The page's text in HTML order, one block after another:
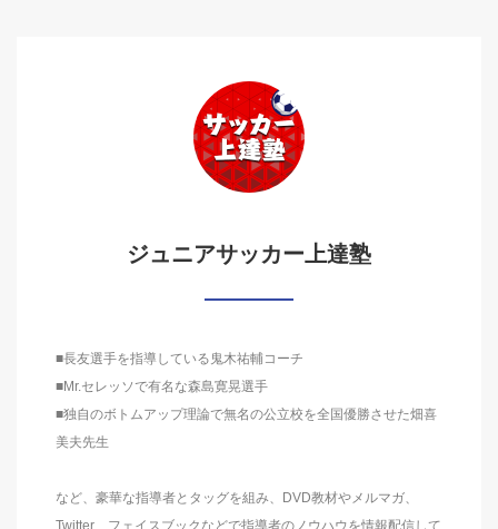
ジュニアサッカー上達塾
■長友選手を指導している鬼木祐輔コーチ
■Mr.セレッソで有名な森島寛晃選手
■独自のボトムアップ理論で無名の公立校を全国優勝させた畑喜
美夫先生
など、豪華な指導者とタッグを組み、DVD教材やメルマガ、
Twitter、フェイスブックなどで指導者のノウハウを情報配信して